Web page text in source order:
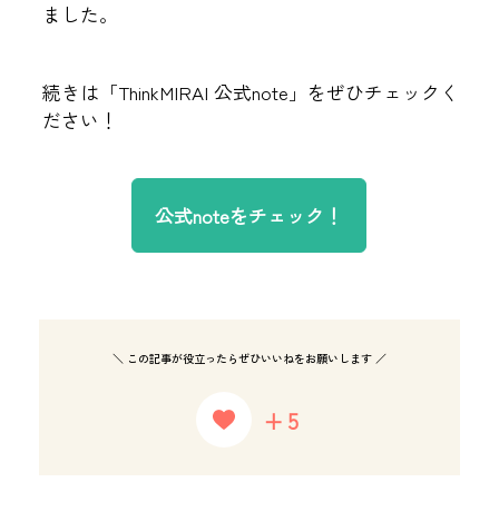
ました。
続きは「ThinkMIRAI 公式note」をぜひチェックく
ださい！
公式noteをチェック！
＼ この記事が役立ったらぜひいいねをお願いします ／
+5